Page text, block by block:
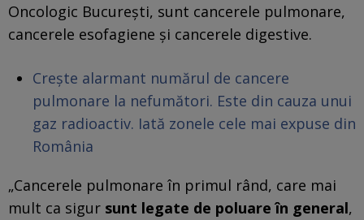
Oncologic Bucureşti, sunt cancerele pulmonare,
cancerele esofagiene şi cancerele digestive.
Crește alarmant numărul de cancere
pulmonare la nefumători. Este din cauza unui
gaz radioactiv. Iată zonele cele mai expuse din
România
„Cancerele pulmonare în primul rând, care mai
mult ca sigur sunt legate de poluare în general,